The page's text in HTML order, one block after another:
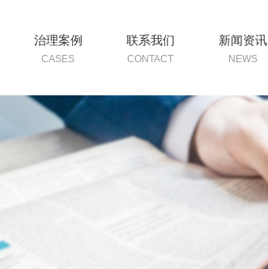
治理案例
CASES
联系我们
CONTACT
新闻资讯
NEWS